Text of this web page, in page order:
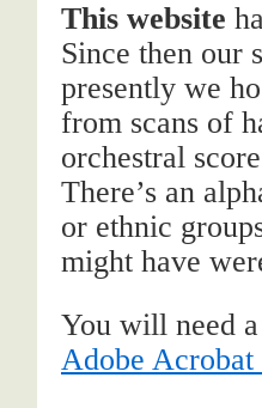
This website
Since then our
presently we
from scans of
orchestral
There’s an
or ethnic
might have
You will need a
Adobe Acrobat